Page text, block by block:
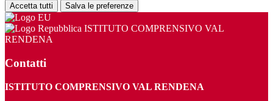
Accetta tutti Salva le preferenze
ISTITUTO COMPRENSIVO VAL
RENDENA
Contatti
ISTITUTO COMPRENSIVO VAL RENDENA